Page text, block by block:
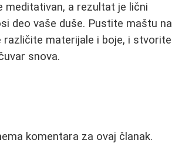
meditativan, a rezultat je lični
deo vaše duše. Pustite maštu na
različite materijale i boje, i stvorite
snova.
komentara za ovaj članak.